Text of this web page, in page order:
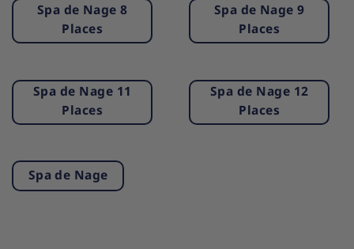
Spa de Nage 8
Places
Spa de Nage 9
Places
Spa de Nage 11
Places
Spa de Nage 12
Places
Spa de Nage